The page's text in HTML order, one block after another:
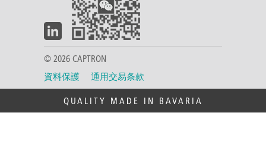
© 2026 CAPTRON
資料保護
通用交易条款
QUALITY MADE IN BAVARIA